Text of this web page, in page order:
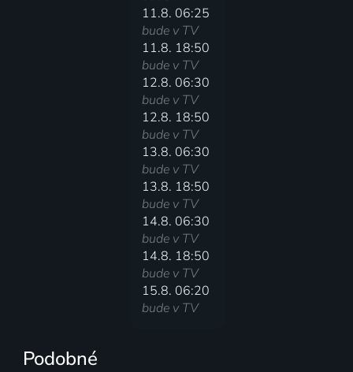
11.8. 06:25
bude v TV
11.8. 18:50
bude v TV
12.8. 06:30
bude v TV
12.8. 18:50
bude v TV
13.8. 06:30
bude v TV
13.8. 18:50
bude v TV
14.8. 06:30
bude v TV
14.8. 18:50
bude v TV
15.8. 06:20
bude v TV
Podobné